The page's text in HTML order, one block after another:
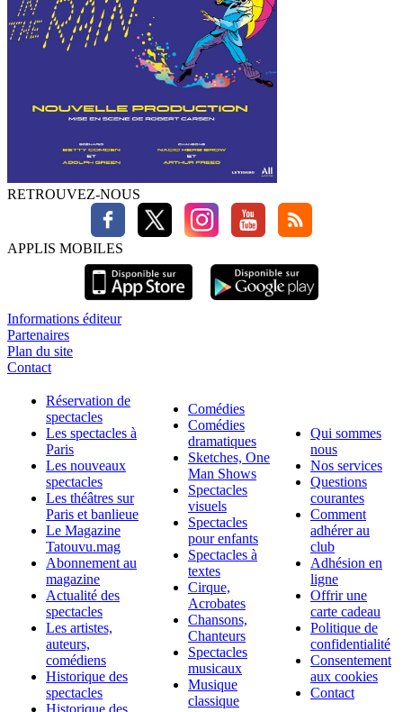
RETROUVEZ-NOUS
APPLIS MOBILES
Informations éditeur
Partenaires
Plan du site
Contact
Réservation de
spectacles
Les spectacles à
Paris
Les nouveaux
spectacles
Les théâtres sur
Paris et banlieue
Le Magazine
Tatouvu.mag
Abonnement au
magazine
Actualité des
spectacles
Les artistes,
auteurs,
comédiens
Historique des
spectacles
Comédies
Comédies
dramatiques
Sketches, One
Man Shows
Spectacles
visuels
Spectacles
pour enfants
Spectacles à
textes
Cirque,
Acrobates
Chansons,
Chanteurs
Spectacles
musicaux
Musique
classique
Qui sommes
nous
Nos services
Questions
courantes
Comment
adhérer au
club
Adhésion en
ligne
Offrir une
carte cadeau
Politique de
confidentialité
Consentement
aux cookies
Contact